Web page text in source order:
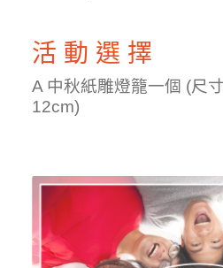
活 動 選 擇
A 中秋紙雕燈籠一個 (尺
12cm)